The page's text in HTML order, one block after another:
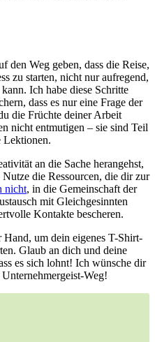
den Weg geben, ⁤dass die Reise,
zu starten, nicht nur aufregend,
Ich habe diese Schritte
dass es nur eine Frage ⁢der
die Früchte deiner Arbeit⁤
nicht entmutigen – sie sind ‍Teil
Lektionen.
an die Sache‌ herangehst,
die Ressourcen, die dir‌ zur
nicht,⁢ in die Gemeinschaft der
mit​ Gleichgesinnten
Kontakte bescheren.
um dein eigenes T-Shirt-
Glaub an dich und ⁤deine
es sich lohnt! Ich wünsche dir⁣
Weg!